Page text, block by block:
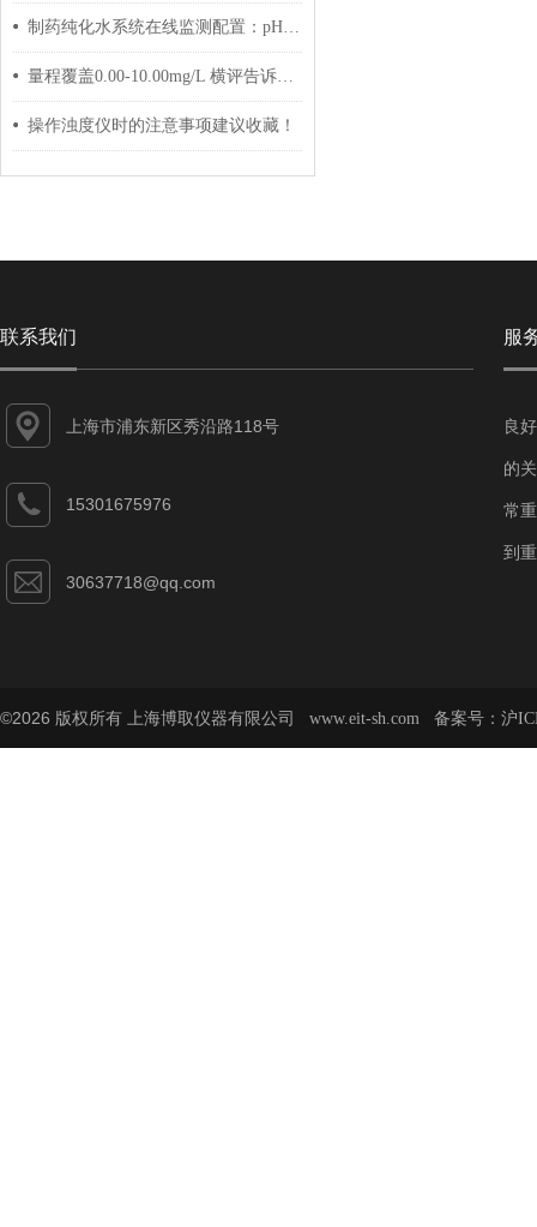
制药纯化水系统在线监测配置：pH+电导率+TOC合规方案
量程覆盖0.00-10.00mg/L 横评告诉你哪款设备适配所有水质场景
操作浊度仪时的注意事项建议收藏！
联系我们
上海市浦东新区秀沿路118号
15301675976
30637718@qq.com
服
良
的
常
到
©2026 版权所有 上海博取仪器有限公司 www.eit-sh.com 备案号： 沪